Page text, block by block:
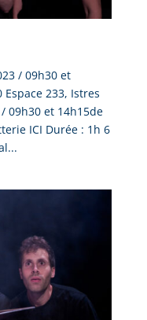
/ 09h30 et
233, Istres
09h30 et 14h15de
ICI Durée : 1h 6